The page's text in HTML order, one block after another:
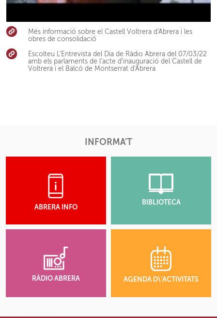
Més informació sobre el Castell Voltrera d'Abrera i les
obres de consolidació
Escolteu L'Entrevista del Dia de Ràdio Abrera del 07/03/22
amb els parlaments de l'acte d'inauguració del Castell de
Voltrera i el Balcó de Montserrat d'Abrera
INFORMA'T
ABRERA INFO
BIBLIOTECA
RÀDIO ABRERA AGENDA D\'ACTIVITATS